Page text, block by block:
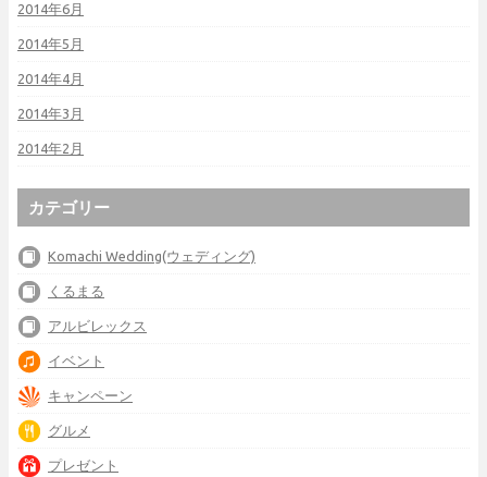
2014年6月
2014年5月
2014年4月
2014年3月
2014年2月
カテゴリー
Komachi Wedding(ウェディング)
くるまる
アルビレックス
イベント
キャンペーン
グルメ
プレゼント